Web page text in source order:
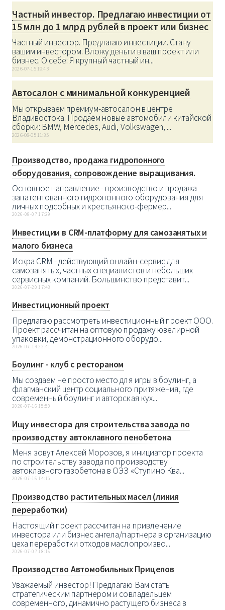
Частный инвестор. Предлагаю инвестиции от
15 млн до 1 млрд рублей в проект или бизнес
Частный инвестор. Предлагаю инвестиции. Стану
вашим инвестором. Вложу деньги в ваш проект или
бизнес. О себе: Я крупный частный ин...
2026-07-15 19:43
Автосалон с минимальной конкуренцией
Мы открываем премиум-автосалон в центре
Владивостока. Продаём новые автомобили китайской
сборки: BMW, Mercedes, Audi, Volkswagen, ...
2026-08-05 11:35
Производство, продажа гидропонного
оборудования, сопровождение выращивания.
Основное направление - производство и продажа
запатентованного гидропонного оборудования для
личных подсобных и крестьянско-фермер...
2026-08-07 17:29
Инвестиции в CRM-платформу для самозанятых и
малого бизнеса
Искра CRM - действующий онлайн-сервис для
самозанятых, частных специалистов и небольших
сервисных компаний. Большинство представит...
2026-07-20 17:43
Инвестиционный проект
Предлагаю рассмотреть инвестиционный проект ООО.
Проект рассчитан на оптовую продажу ювелирной
упаковки, демонстрационного оборудо...
2026-07-14 22:41
Боулинг - клуб с рестораном
Мы создаем не просто место для игры в боулинг, а
флагманский центр социального притяжения, где
современный боулинг и авторская кух...
2026-07-16 15:50
Ищу инвестора для строительства завода по
производству автоклавного пенобетона
Меня зовут Алексей Морозов, я инициатор проекта
по строительству завода по производству
автоклавного газобетона в ОЭЗ «Ступино Ква...
2026-07-16 14:15
Производство растительных масел (линия
переработки)
Настоящий проект рассчитан на привлечение
инвестора или бизнес ангела/партнера в организацию
цеха переработки отходов маслопроизво...
2026-07-07 18:16
Производство Автомобильных Прицепов
Уважаемый инвестор! Предлагаю Вам стать
стратегическим партнером и совладельцем
современного, динамично растущего бизнеса в